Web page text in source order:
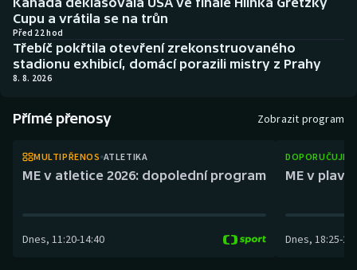
Biatlon
Boby a skeleton
Cyklistika
Florbal
AZ kvíz
Cupu a vrátila se na trůn
Před 22 hod
Třebíč pokřtila otevření zrekonstruovaného
stadionu exhibicí, domácí porazili mistry z Prahy
8. 8. 2026
Přímé přenosy Zobrazit program
MULTIPŘENOS ATLETIKA
ME v atletice 2026: dopolední program
Dnes, 11:20-14:40
ME v
Dnes, 18:25-